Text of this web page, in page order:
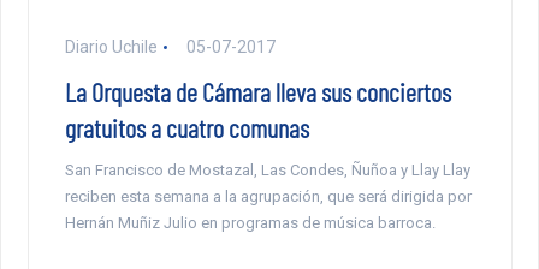
Diario Uchile 05-07-2017
La Orquesta de Cámara lleva sus conciertos
gratuitos a cuatro comunas
San Francisco de Mostazal, Las Condes, Ñuñoa y Llay Llay
reciben esta semana a la agrupación, que será dirigida por
Hernán Muñiz Julio en programas de música barroca.